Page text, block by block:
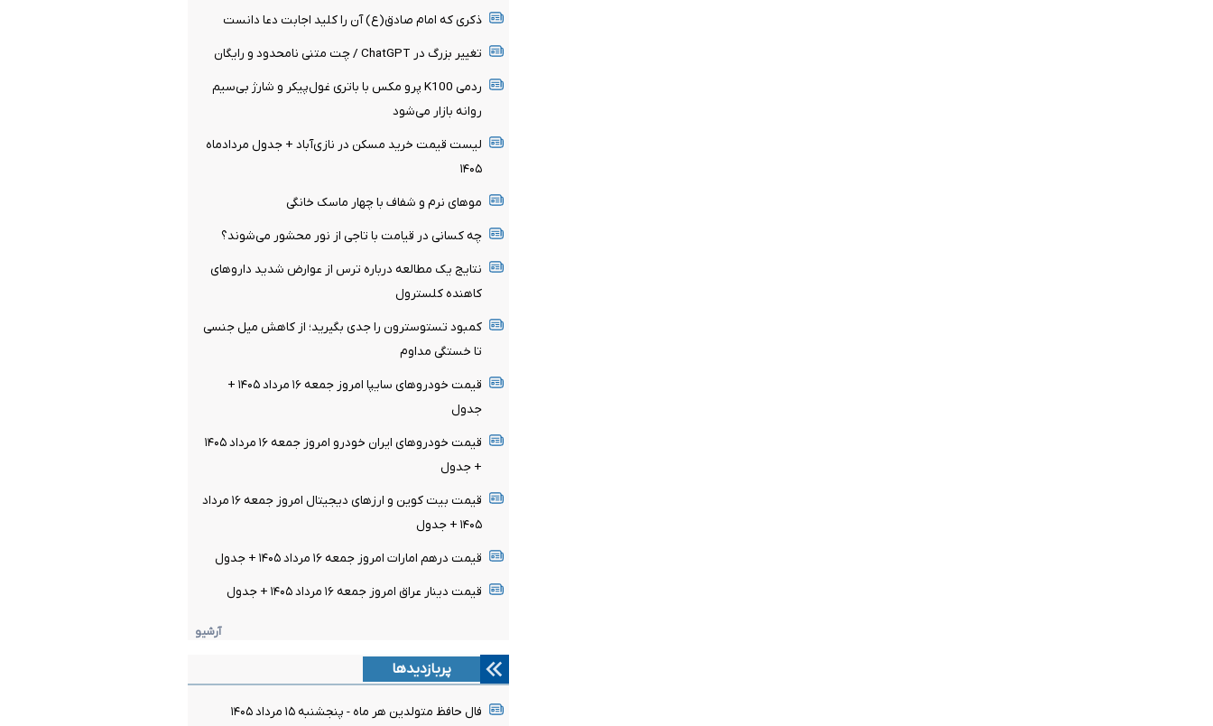
ذکری که امام صادق(ع) آن را کلید اجابت دعا دانست
تغییر بزرگ در ChatGPT / چت متنی نامحدود و رایگان
ردمی K100 پرو مکس با باتری غول‌پیکر و شارژ بی‌سیم
روانه بازار می‌شود
لیست قیمت خرید مسکن در نازی‌آباد + جدول مردادماه
۱۴۰۵
موهای نرم و شفاف با چهار ماسک خانگی
چه کسانی در قیامت با تاجی از نور محشور می‌شوند؟
نتایج یک مطالعه درباره ترس از عوارض شدید داروهای
کاهنده کلسترول
کمبود تستوسترون را جدی بگیرید؛ از کاهش میل جنسی
تا خستگی مداوم
قیمت خودرو‌های سایپا امروز جمعه ۱۶ مرداد ۱۴۰۵ +
جدول
قیمت خودرو‌های ایران خودرو امروز جمعه ۱۶ مرداد ۱۴۰۵
+ جدول
قیمت بیت کوین و ارز‌های دیجیتال امروز جمعه ۱۶ مرداد
۱۴۰۵ + جدول
قیمت درهم امارات امروز جمعه ۱۶ مرداد ۱۴۰۵ + جدول
قیمت دینار عراق امروز جمعه ۱۶ مرداد ۱۴۰۵ + جدول
آرشیو
پربازدیدها
فال حافظ متولدین هر ماه - پنجشنبه ۱۵ مرداد ۱۴۰۵